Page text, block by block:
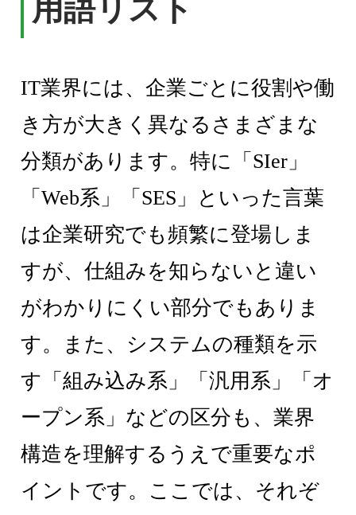
用語リスト
IT業界には、企業ごとに役割や働
き方が大きく異なるさまざまな
分類があります。特に「SIer」
「Web系」「SES」といった言葉
は企業研究でも頻繁に登場しま
すが、仕組みを知らないと違い
がわかりにくい部分でもありま
す。また、システムの種類を示
す「組み込み系」「汎用系」「オ
ープン系」などの区分も、業界
構造を理解するうえで重要なポ
イントです。ここでは、それぞ